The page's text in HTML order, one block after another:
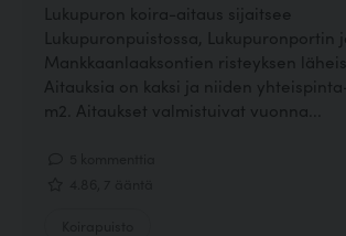
Lukupuron koira-aitaus sijaitsee
Lukupuronpuistossa, Lukupuronportin
Mankkaanlaaksontien risteyksen
Aitauksia on kaksi ja niiden
m2. Aitaukset valmistuivat vuonna...